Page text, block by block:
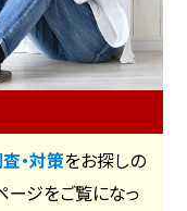
・対策をお探しの
ージをご覧になっ